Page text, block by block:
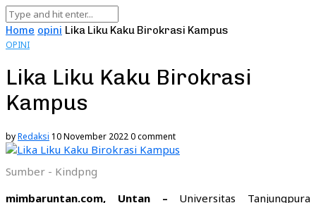
Home opini Lika Liku Kaku Birokrasi Kampus
OPINI
Lika Liku Kaku Birokrasi
Kampus
byRedaksi 10 November 20220 comment
Sumber - Kindpng
mimbaruntan.com, Untan – Universitas Tanjungpura